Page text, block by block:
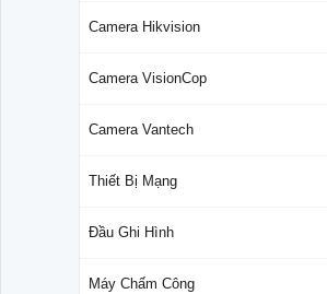
Camera Hikvision
Camera VisionCop
Camera Vantech
Thiết Bị Mạng
Đầu Ghi Hình
Máy Chấm Công
Camera Quan Sát Camera
Camera Dahua